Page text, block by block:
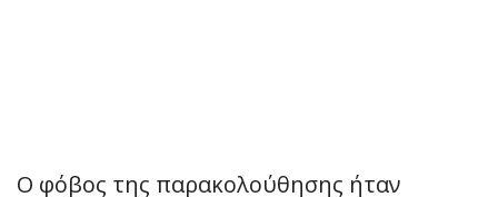
Ο φόβος της παρακολούθησης ήταν